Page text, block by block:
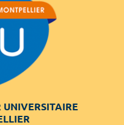
UNIVERSITAIRE